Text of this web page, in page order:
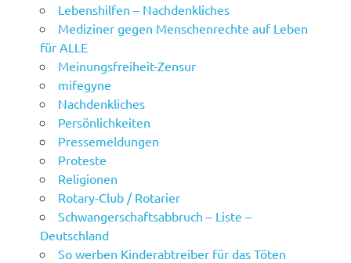
Lebenshilfen – Nachdenkliches
Mediziner gegen Menschenrechte auf Leben
für ALLE
Meinungsfreiheit-Zensur
mifegyne
Nachdenkliches
Persönlichkeiten
Pressemeldungen
Proteste
Religionen
Rotary-Club / Rotarier
Schwangerschaftsabbruch – Liste –
Deutschland
So werben Kinderabtreiber für das Töten